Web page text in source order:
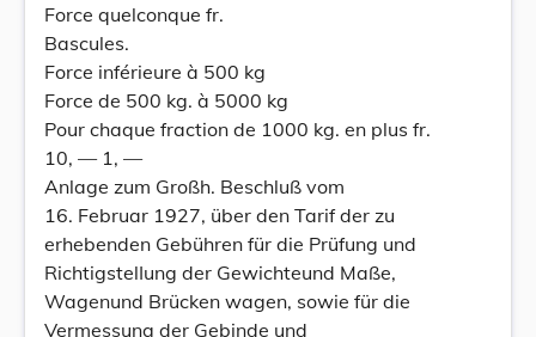
Force quelconque fr.
Bascules.
Force inférieure à 500 kg
Force de 500 kg. à 5000 kg
Pour chaque fraction de 1000 kg. en plus fr.
10, — 1, —
Anlage zum Großh. Beschluß vom
16. Februar 1927, über den Tarif der zu
erhebenden Gebühren für die Prüfung und
RichtigstelIung der Gewichteund Maße,
Wagenund Brücken wagen, sowie für die
Vermessung der Gebinde und